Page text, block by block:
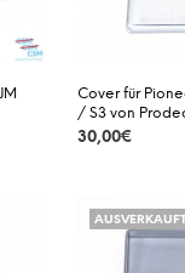
Cover für
/ S3 von
30,00€